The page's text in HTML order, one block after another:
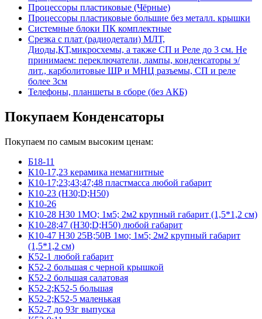
Процессоры пластиковые (Чёрные)
Процессоры пластиковые большие без металл. крышки
Системные блоки ПК комплектные
Срезка с плат (радиодетали) МЛТ,
Диоды,КТ,микросхемы, а также СП и Реле до 3 см. Не
принимаем: переключатели, лампы, конденсаторы э/
лит., карболитовые ШР и МНЦ разъемы, СП и реле
более 3см
Телефоны, планшеты в сборе (без АКБ)
Покупаем Конденсаторы
Покупаем по самым высоким ценам:
Б18-11
К10-17,23 керамика немагнитные
К10-17;23;43;47;48 пластмасса любой габарит
К10-23 (Н30;D;Н50)
К10-26
К10-28 Н30 1МО; 1м5; 2м2 крупный габарит (1,5*1,2 см)
К10-28;47 (Н30;D;Н50) любой габарит
К10-47 Н30 25В;50В 1мо; 1м5; 2м2 крупный габарит
(1,5*1,2 см)
К52-1 любой габарит
К52-2 большая с черной крышкой
К52-2 большая салатовая
К52-2;К52-5 большая
К52-2;К52-5 маленькая
К52-7 до 93г выпуска